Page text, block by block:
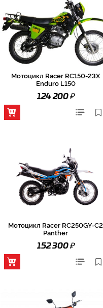
Мотоцикл Racer RC150-23X
Enduro L150
124 200₽
Мотоцикл Racer RC250GY-C2
Panther
152 300₽